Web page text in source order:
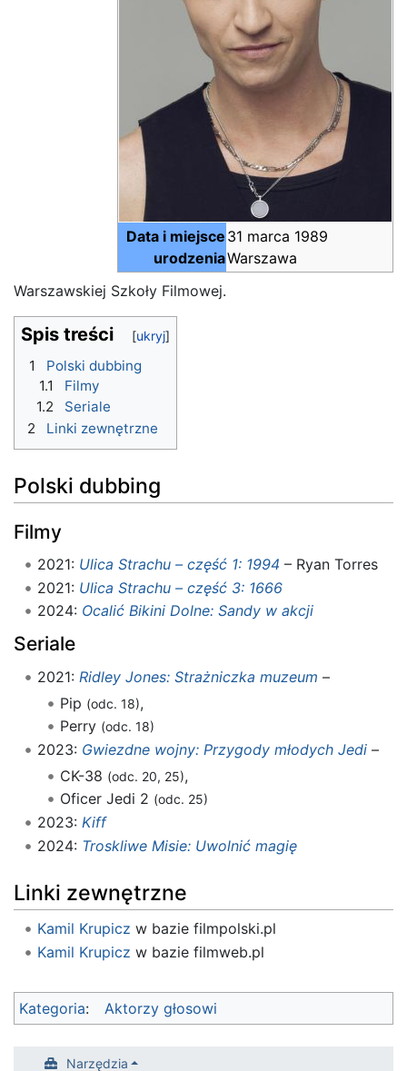
Data i miejsce
urodzenia
31 marca 1989
Warszawa
Warszawskiej Szkoły Filmowej.
Spis treści
1
Polski dubbing
1.1
Filmy
1.2
Seriale
2
Linki zewnętrzne
Polski dubbing
Filmy
2021: Ulica Strachu – część 1: 1994 – Ryan Torres
2021: Ulica Strachu – część 3: 1666
2024: Ocalić Bikini Dolne: Sandy w akcji
Seriale
2021: Ridley Jones: Strażniczka muzeum –
Pip (odc. 18),
Perry (odc. 18)
2023: Gwiezdne wojny: Przygody młodych Jedi–
CK-38 (odc. 20, 25),
Oficer Jedi 2 (odc. 25)
2023: Kiff
2024: Troskliwe Misie: Uwolnić magię
Linki zewnętrzne
Kamil Krupicz w bazie filmpolski.pl
Kamil Krupicz w bazie filmweb.pl
Kategoria: Aktorzy głosowi
Narzędzia